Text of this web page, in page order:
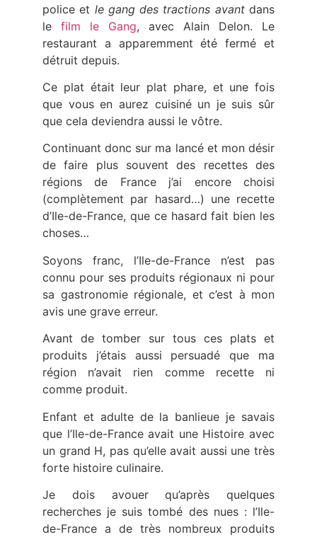
police et le gang des tractions avantdans
le film le Gang, avec Alain Delon. Le
restaurant a apparemment été fermé et
détruit depuis.
Ce plat était leur plat phare, et une fois
que vous en aurez cuisiné un je suis sûr
que cela deviendra aussi le vôtre.
Continuant donc sur ma lancé et mon désir
de faire plus souvent des recettes des
régions de France j’ai encore choisi
(complètement par hasard…) une recette
d’Ile-de-France, que ce hasard fait bien les
choses…
Soyons franc, l’Ile-de-France n’est pas
connu pour ses produits régionaux ni pour
sa gastronomie régionale, et c’est à mon
avis une grave erreur.
Avant de tomber sur tous ces plats et
produits j’étais aussi persuadé que ma
région n’avait rien comme recette ni
comme produit.
Enfant et adulte de la banlieue je savais
que l’Ile-de-France avait une Histoire avec
un grand H, pas qu’elle avait aussi une très
forte histoire culinaire.
Je dois avouer qu’après quelques
recherches je suis tombé des nues : l’Ile-
de-France a de très nombreux produits